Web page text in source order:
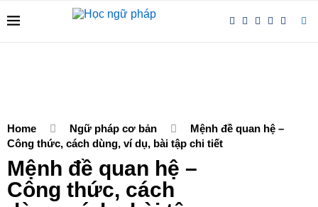
Home Ngữ pháp cơ bản
Mệnh đề quan hệ –
Công thức, cách dùng, ví dụ, bài tập chi tiết
Mệnh đề quan hệ –
Công thức, cách